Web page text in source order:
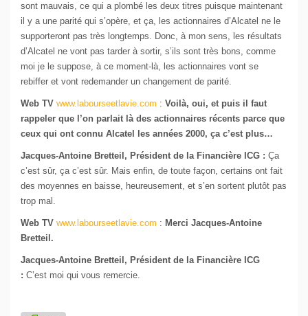
sont mauvais, ce qui a plombé les deux titres puisque maintenant
il y a une parité qui s’opère, et ça, les actionnaires d’Alcatel ne le
supporteront pas très longtemps. Donc, à mon sens, les résultats
d’Alcatel ne vont pas tarder à sortir, s’ils sont très bons, comme
moi je le suppose, à ce moment-là, les actionnaires vont se
rebiffer et vont redemander un changement de parité.
Web TV www.labourseetlavie.com : Voilà, oui, et puis il faut
rappeler que l’on parlait là des actionnaires récents parce que
ceux qui ont connu Alcatel les années 2000, ça c’est plus…
Jacques-Antoine Bretteil, Président de la Financière ICG : Ça
c’est sûr, ça c’est sûr. Mais enfin, de toute façon, certains ont fait
des moyennes en baisse, heureusement, et s’en sortent plutôt pas
trop mal.
Web TV www.labourseetlavie.com : Merci Jacques-Antoine
Bretteil.
Jacques-Antoine Bretteil, Président de la Financière ICG
: C’est moi qui vous remercie.